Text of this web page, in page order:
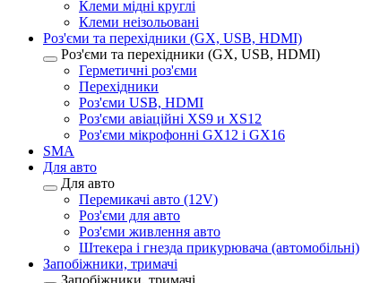
Клеми мідні круглі
Клеми неізольовані
Роз'єми та перехідники (GX, USB, HDMI)
Роз'єми та перехідники (GX, USB, HDMI)
Герметичні роз'єми
Перехідники
Роз'єми USB, HDMI
Роз'єми авіаційні XS9 и XS12
Роз'єми мікрофонні GX12 і GX16
SMA
Для авто
Для авто
Перемикачі авто (12V)
Роз'єми для авто
Роз'єми живлення авто
Штекера і гнезда прикурювача (автомобільні)
Запобіжники, тримачі
Запобіжники, тримачі